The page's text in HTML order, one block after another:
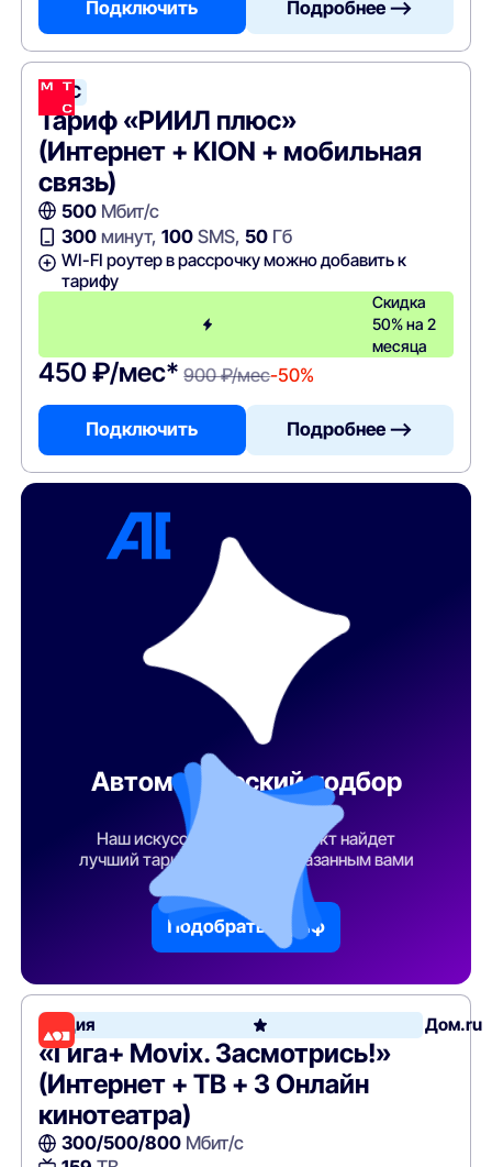
Подключить Подробнее —>
МТС
Тариф «РИИЛ плюс»
(Интернет + KION + мобильная
связь)
500Мбит/с
300минут, 100SMS, 50Гб
WI-FI роутер в рассрочку можно добавить к
тарифу
Скидка
50% на 2
месяца
450 ₽/мес* 900 ₽/мес-50%
Подключить Подробнее —>
Автоматический подбор
тарифа
Наш искусственный интеллект найдет
лучший тарифный план по указанным вами
Подобрать тариф
Акция Дом.ru
«Гига+ Movix. Засмотрись!»
(Интернет + ТВ + 3 Онлайн
кинотеатра)
300/500/800Мбит/с